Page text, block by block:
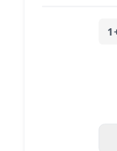
1